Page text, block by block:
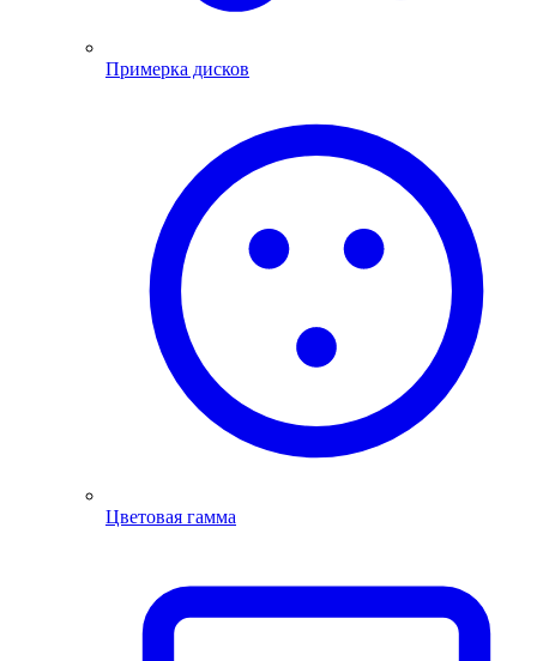
Примерка дисков
Цветовая гамма